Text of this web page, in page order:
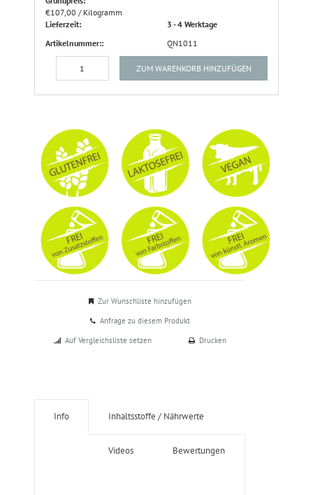
€107,00 / Kilogramm
Lieferzeit:
3 - 4 Werktage
Artikelnummer::
QN1011
ZUM WARENKORB HINZUFÜGEN
Zur Wunschliste hinzufügen
Anfrage zu diesem Produkt
Auf Vergleichsliste setzen
Drucken
Info Inhaltsstoffe / Nährwerte
Videos Bewertungen